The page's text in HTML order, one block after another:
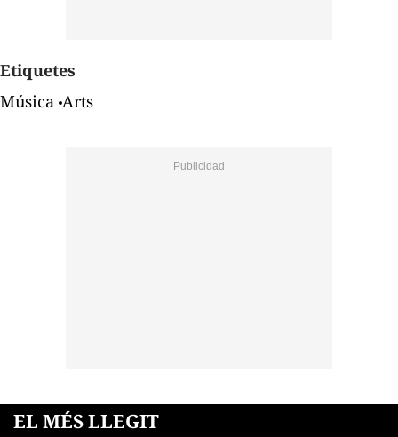
Etiquetes
Música Arts
EL MÉS LLEGIT